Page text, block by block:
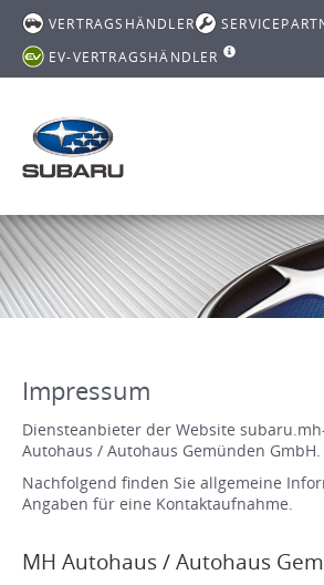
VERTRAGSHÄNDLER
EV-VERTRAGSHÄNDLER
Impressum
Diensteanbieter der Website
Autohaus / Autohaus Gemünden GmbH.
Nachfolgend finden Sie allgemeine
Angaben für eine Kontaktaufnahme.
MH Autohaus / Autohaus